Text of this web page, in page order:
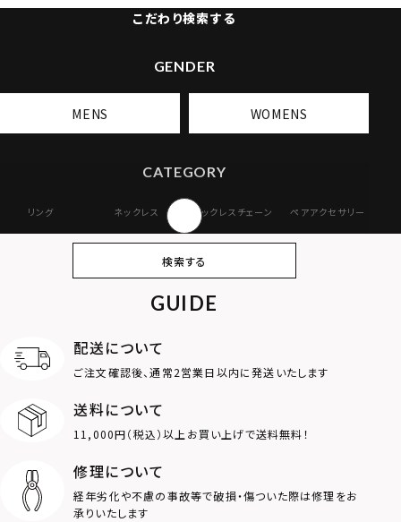
こだわり検索する
GENDER
MENS WOMENS
CATEGORY
リング ネックレス ネックレスチェーン ペアアクセサリー
オンラインストア
ギフトボックス
MOTIF
ダブルリング
ロゴ
検索する
GUIDE
配送について
ご注文確認後、通常2営業日以内に発送いたします
送料について
11,000円（税込）以上お買い上げで送料無料！
修理について
経年劣化や不慮の事故等で破損・傷ついた際は修理をお
承りいたします